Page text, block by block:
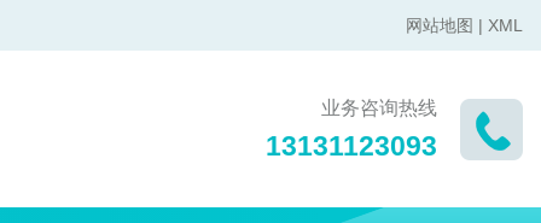
网站地图 | XML
业务咨询热线
13131123093